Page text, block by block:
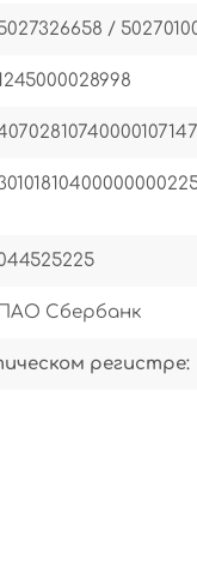
/
ПАО Сбербанк
регистре: